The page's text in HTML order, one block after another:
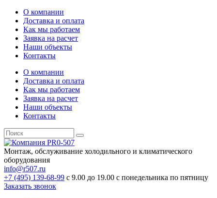
О компании
Доставка и оплата
Как мы работаем
Заявка на расчет
Наши объекты
Контакты
О компании
Доставка и оплата
Как мы работаем
Заявка на расчет
Наши объекты
Контакты
Монтаж, обслуживание холодильного и климатического
оборудования
info@r507.ru
+7 (495) 139-68-99 с 9.00 до 19.00 с понедельника по пятницу
Заказать звонок